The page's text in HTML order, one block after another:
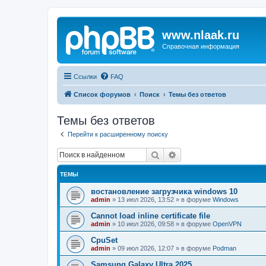
www.nlaak.ru
Справочная информация
Ссылки FAQ
Список форумов Поиск Темы без ответов
Темы без ответов
Перейти к расширенному поиску
Поиск
ТЕМЫ
востановление загрузчика windows 10
admin » 13 июл 2026, 13:52 » в форуме Windows
Cannot load inline certificate file
admin » 10 июл 2026, 09:58 » в форуме OpenVPN
CpuSet
admin » 09 июл 2026, 12:07 » в форуме Podman